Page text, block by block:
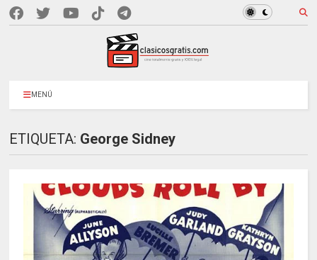
MENÚ
ETIQUETA: George Sidney